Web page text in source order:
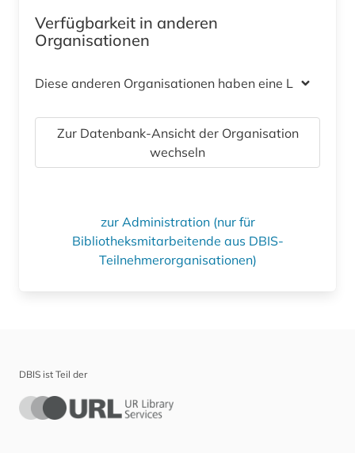
Verfügbarkeit in anderen
Organisationen
Diese anderen Organisationen haben eine Lizenz
Zur Datenbank-Ansicht der Organisation
wechseln
zur Administration (nur für
Bibliotheksmitarbeitende aus DBIS-
Teilnehmerorganisationen)
DBIS ist Teil der